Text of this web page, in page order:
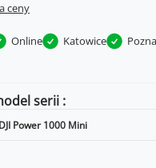
serii
Power 1000 Mini
ceny
Online Katowice